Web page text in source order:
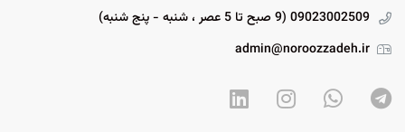
09023002509 (9 صبح تا 5 عصر ، شنبه - پنج شنبه)
admin@noroozzadeh.ir